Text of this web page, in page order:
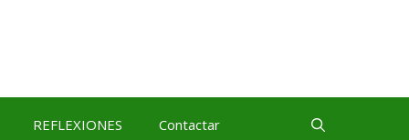
REFLEXIONES Contactar